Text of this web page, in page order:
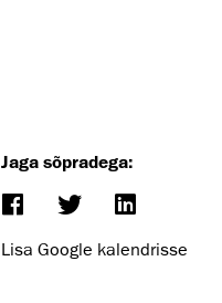
Jaga sõpradega:
Lisa Google kalendrisse